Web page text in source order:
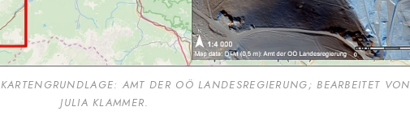
KARTENGRUNDLAGE: AMT DER OÖ LANDESREGIERUNG; BEARBEITET VON
JULIA KLAMMER.